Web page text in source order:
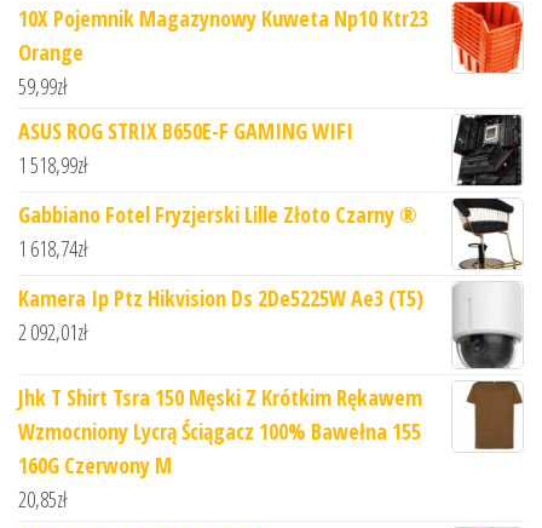
10X Pojemnik Magazynowy Kuweta Np10 Ktr23
Orange
59,99zł
ASUS ROG STRIX B650E-F GAMING WIFI
1 518,99zł
Gabbiano Fotel Fryzjerski Lille Złoto Czarny ®
1 618,74zł
Kamera Ip Ptz Hikvision Ds 2De5225W Ae3 (T5)
2 092,01zł
Jhk T Shirt Tsra 150 Męski Z Krótkim Rękawem
Wzmocniony Lycrą Ściągacz 100% Bawełna 155
160G Czerwony M
20,85zł